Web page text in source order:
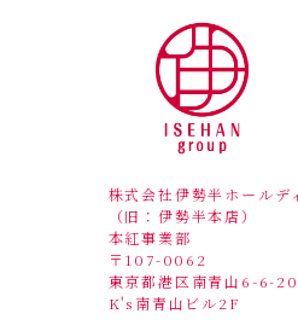
株式会社伊勢半ホールデ
（旧：伊勢半本店）
本紅事業部
〒107-0062
東京都港区南青山6-6-20
K's南青山ビル2F